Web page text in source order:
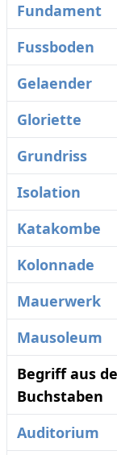
Fundament
Fussboden
Gelaender
Gloriette
Grundriss
Isolation
Katakombe
Kolonnade
Mauerwerk
Mausoleum
Begriff aus
Buchstaben
Auditorium